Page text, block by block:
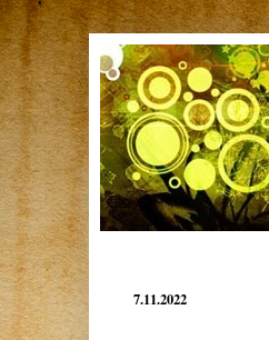
7.11.2022